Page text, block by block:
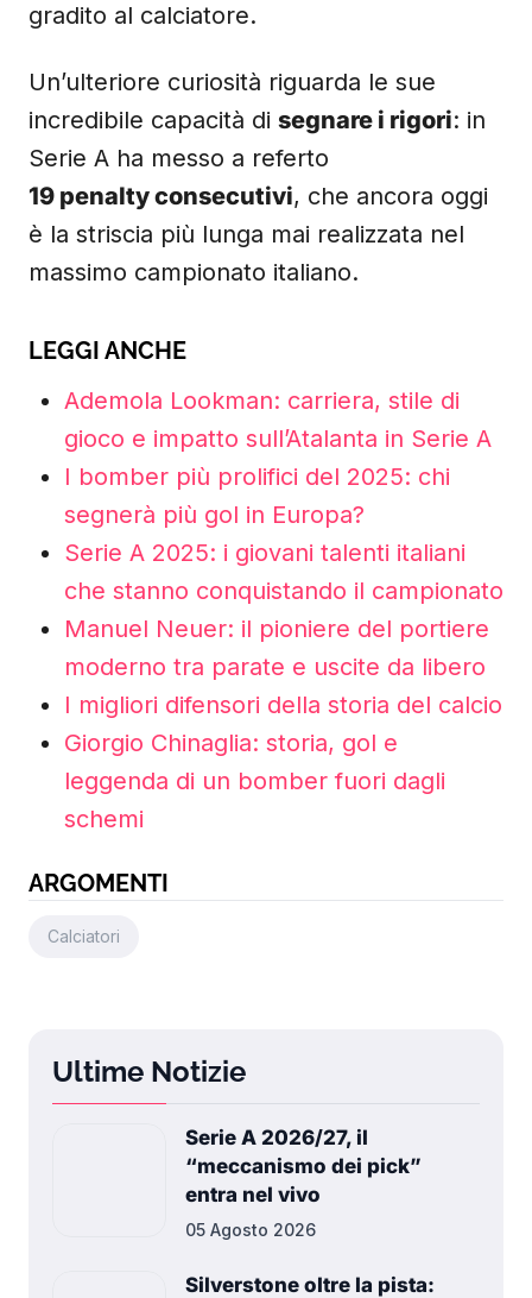
gradito al calciatore.
Un’ulteriore curiosità riguarda le sue
incredibile capacità di segnare i rigori: in
Serie A ha messo a referto
19 penalty consecutivi, che ancora oggi
è la striscia più lunga mai realizzata nel
massimo campionato italiano.
LEGGI ANCHE
Ademola Lookman: carriera, stile di
gioco e impatto sull’Atalanta in Serie A
I bomber più prolifici del 2025: chi
segnerà più gol in Europa?
Serie A 2025: i giovani talenti italiani
che stanno conquistando il campionato
Manuel Neuer: il pioniere del portiere
moderno tra parate e uscite da libero
I migliori difensori della storia del calcio
Giorgio Chinaglia: storia, gol e
leggenda di un bomber fuori dagli
schemi
ARGOMENTI
Calciatori
Ultime Notizie
Serie A 2026/27, il
“meccanismo dei pick”
entra nel vivo
05 Agosto 2026
Silverstone oltre la pista: